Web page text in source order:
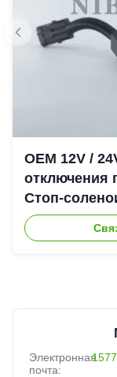
OEM 12V /
отключения
Стоп-
двигателя
Электронная
почта: